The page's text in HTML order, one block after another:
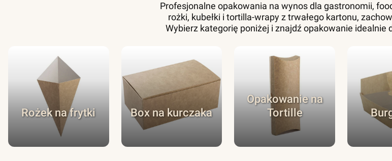
Profesjonalne opakowania na wynos dla gastronomii,
rożki, kubełki i tortilla-wrapy z trwałego kartonu,
Wybierz kategorię poniżej i znajdź opakowanie idealnie
Rożek na frytki Box na kurczaka
Opakowanie na
Tortille